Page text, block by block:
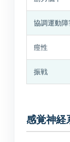
アクセス
お問い合
協調運動障
痙性
振戦
感覚神経